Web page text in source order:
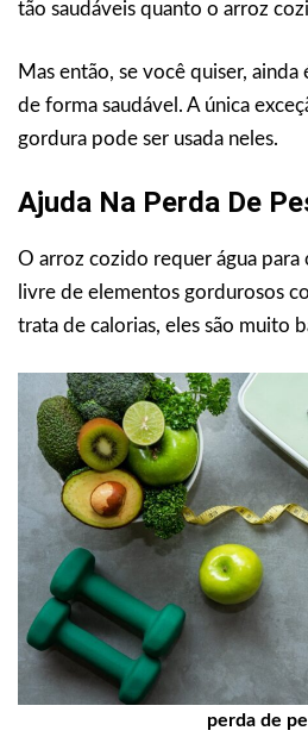
tão saudáveis quanto o arroz
Mas então, se você quiser,
de forma saudável. A única
gordura pode ser usada neles.
Ajuda Na Perda De
O arroz cozido requer água para
livre de elementos gordurosos
trata de calorias, eles são muito
perda de